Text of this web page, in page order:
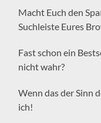
Macht Euch den
Suchleiste Eures
Fast schon ein
nicht wahr?
Wenn das der Sinn
ich!